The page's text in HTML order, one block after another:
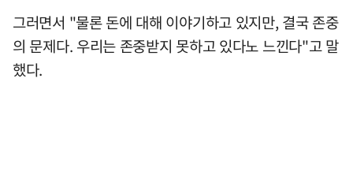
그러면서 "물론 돈에 대해 이야기하고 있지만, 결국 존중
의 문제다. 우리는 존중받지 못하고 있다노 느낀다"고 말
했다.